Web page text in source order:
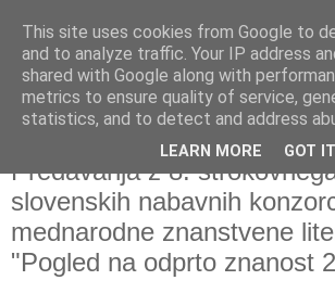
petek, 19. oktober 2018
Predavanja z 8.
slovenskih nabavnih
mednarodne znanstvene
"Pogled na odprto znanost
This site uses cookies from Google to
and to analyze traffic. Your IP address
shared with Google along with
metrics to ensure quality of service,
statistics, and to detect and address
LEARN MORE GOT IT